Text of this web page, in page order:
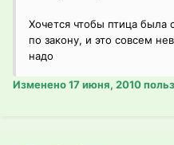
Хочется чтобы птица была
по закону, и это совсем
надо
Изменено17 июня, 2010